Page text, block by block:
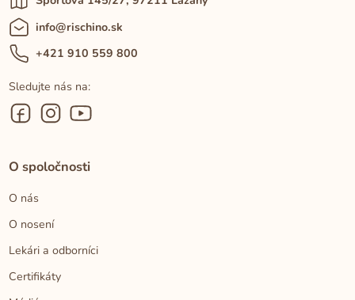
info@rischino.sk
+421 910 559 800
Sledujte nás na:
O spoločnosti
O nás
O nosení
Lekári a odborníci
Certifikáty